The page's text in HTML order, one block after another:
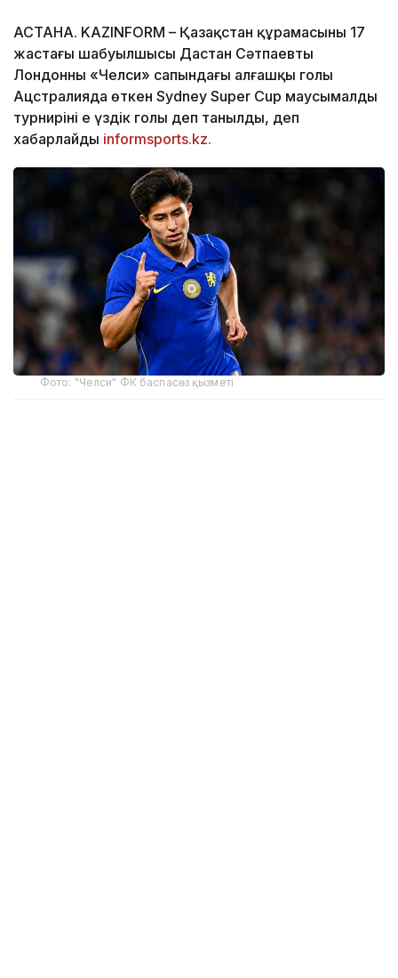
АСТАНА. KAZINFORM – Қазақстан құрамасының 17
жастағы шабуылшысы Дастан Сәтпаевтың
Лондонның «Челси» сапындағы алғашқы голы
Ацстралияда өткен Sydney Super Cup маусымалды
турнирінің ең үздік голы деп танылды, деп
хабарлайды informsports.kz.
Фото: "Челси" ФК баспасөз қызметі